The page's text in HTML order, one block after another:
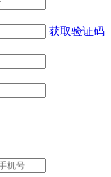
获取验证码